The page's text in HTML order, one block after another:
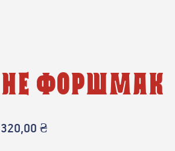
НЕ ФОРШМАК
320,00 ₴